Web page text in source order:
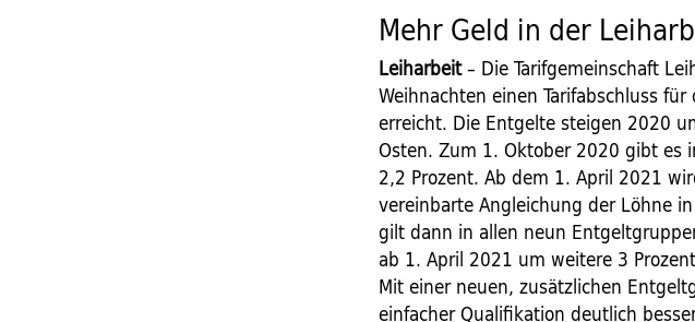
Mehr Geld in der
Leiharbeit– Die Tarifgemeinschaft
Weihnachten einen Tarifabschluss
erreicht. Die Entgelte steigen 2020
Osten. Zum 1. Oktober 2020 gibt es
2,2 Prozent. Ab dem 1. April 2021
vereinbarte Angleichung der Löhne
gilt dann in allen neun
ab 1. April 2021 um weitere 3
Mit einer neuen, zusätzlichen
einfacher Qualifikation deutlich